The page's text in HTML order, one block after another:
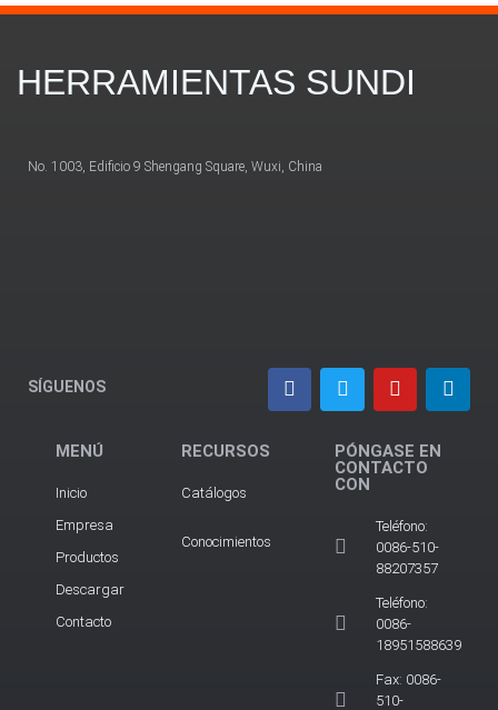
HERRAMIENTAS SUNDI
No. 1003, Edificio 9 Shengang Square, Wuxi, China
SÍGUENOS
MENÚ
Inicio
Empresa
Productos
Descargar
Contacto
RECURSOS
Catálogos
Conocimientos
PÓNGASE EN
CONTACTO
CON
Teléfono:
0086-510-
88207357
Teléfono:
0086-
18951588639
Fax: 0086-
510-